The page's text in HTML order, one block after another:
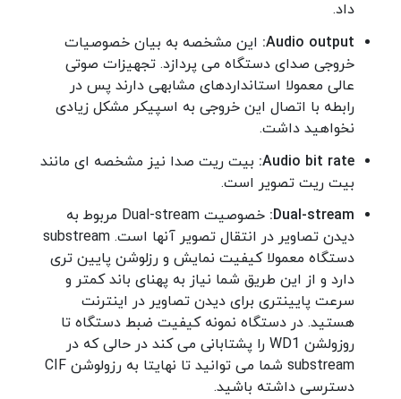
داد.
Audio output: این مشخصه به بیان خصوصیات
خروجی صدای دستگاه می پردازد. تجهیزات صوتی
عالی معمولا استانداردهای مشابهی دارند پس در
رابطه با اتصال این خروجی به اسپیکر مشکل زیادی
نخواهید داشت.
Audio bit rate: بیت ریت صدا نیز مشخصه ای مانند
بیت ریت تصویر است.
Dual-stream:
خصوصیت Dual-stream مربوط به
دیدن تصاویر در انتقال تصویر آنها است. substream
دستگاه معمولا کیفیت نمایش و رزلوشن پایین تری
دارد و از این طریق شما نیاز به پهنای باند کمتر و
سرعت پایینتری برای دیدن تصاویر در اینترنت
هستید. در دستگاه نمونه کیفیت ضبط دستگاه تا
روزولشن WD1 را پشتابانی می کند در حالی که در
substream شما می توانید تا نهایتا به رزولوشن CIF
دسترسی داشته باشید.